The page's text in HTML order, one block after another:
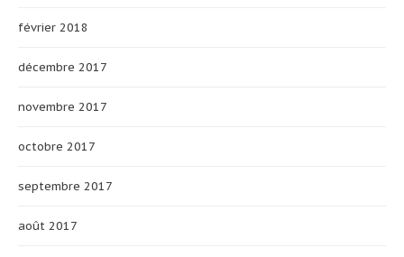
février 2018
décembre 2017
novembre 2017
octobre 2017
septembre 2017
août 2017